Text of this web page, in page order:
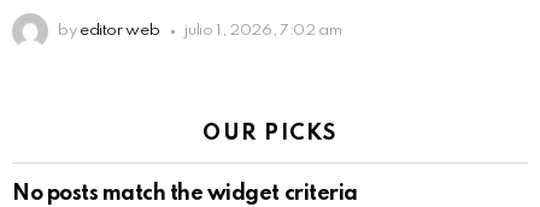
by editor web julio 1, 2026, 7:02 am
OUR PICKS
No posts match the widget criteria